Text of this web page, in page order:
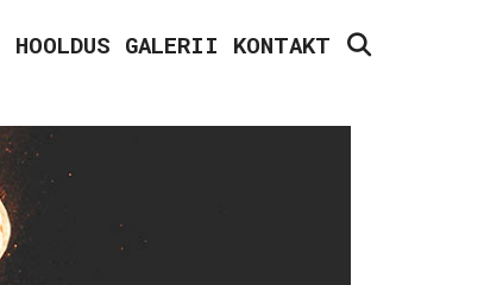
HOOLDUS GALERII KONTAKT